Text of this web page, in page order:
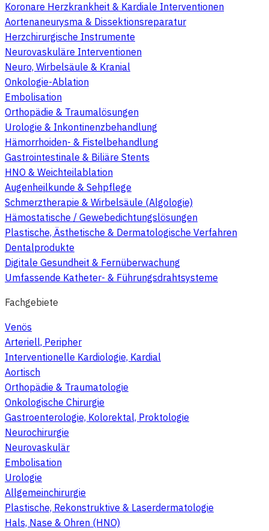
Koronare Herzkrankheit & Kardiale Interventionen
Aortenaneurysma & Dissektionsreparatur
Herzchirurgische Instrumente
Neurovaskuläre Interventionen
Neuro, Wirbelsäule & Kranial
Onkologie-Ablation
Embolisation
Orthopädie & Traumalösungen
Urologie & Inkontinenzbehandlung
Hämorrhoiden- & Fistelbehandlung
Gastrointestinale & Biliäre Stents
HNO & Weichteilablation
Augenheilkunde & Sehpflege
Schmerztherapie & Wirbelsäule (Algologie)
Hämostatische / Gewebedichtungslösungen
Plastische, Ästhetische & Dermatologische Verfahren
Dentalprodukte
Digitale Gesundheit & Fernüberwachung
Umfassende Katheter- & Führungsdrahtsysteme
Fachgebiete
Venös
Arteriell, Peripher
Interventionelle Kardiologie, Kardial
Aortisch
Orthopädie & Traumatologie
Onkologische Chirurgie
Gastroenterologie, Kolorektal, Proktologie
Neurochirurgie
Neurovaskulär
Embolisation
Urologie
Allgemeinchirurgie
Plastische, Rekonstruktive & Laserdermatologie
Hals, Nase & Ohren (HNO)